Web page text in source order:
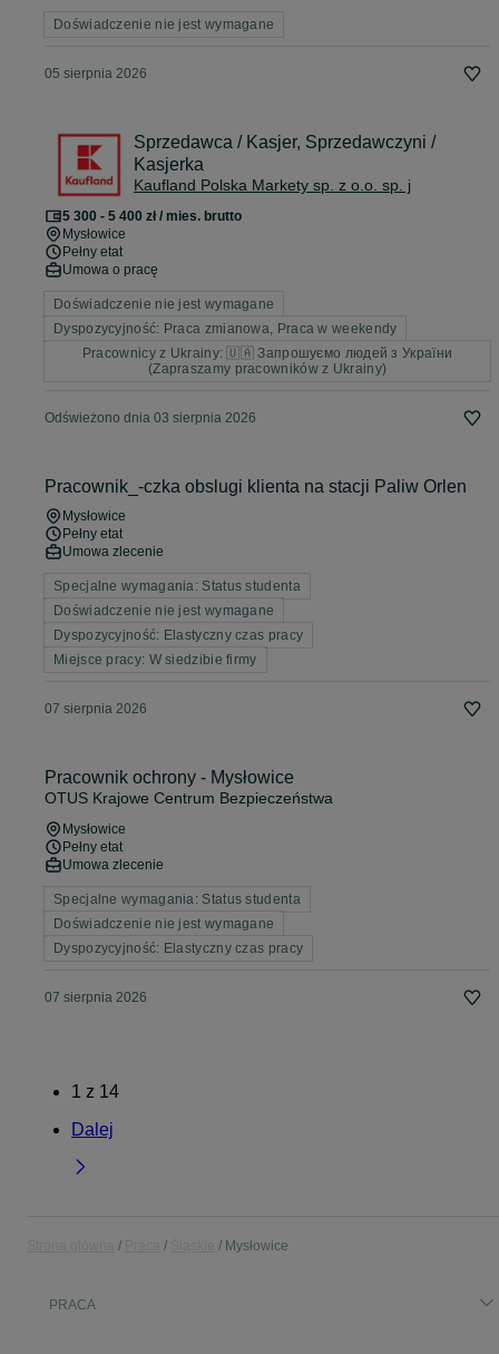
Doświadczenie nie jest wymagane
05 sierpnia 2026
Sprzedawca / Kasjer, Sprzedawczyni /
Kasjerka
Kaufland Polska Markety sp. z o.o. sp. j
5 300 - 5 400 zł / mies. brutto
Mysłowice
Pełny etat
Umowa o pracę
Doświadczenie nie jest wymagane
Dyspozycyjność: Praca zmianowa, Praca w weekendy
Pracownicy z Ukrainy: 🇺🇦 Запрошуємо людей з України
(Zapraszamy pracowników z Ukrainy)
Odświeżono dnia 03 sierpnia 2026
Pracownik_-czka obslugi klienta na stacji Paliw Orlen
Mysłowice
Pełny etat
Umowa zlecenie
Specjalne wymagania: Status studenta
Doświadczenie nie jest wymagane
Dyspozycyjność: Elastyczny czas pracy
Miejsce pracy: W siedzibie firmy
07 sierpnia 2026
Pracownik ochrony - Mysłowice
OTUS Krajowe Centrum Bezpieczeństwa
Mysłowice
Pełny etat
Umowa zlecenie
Specjalne wymagania: Status studenta
Doświadczenie nie jest wymagane
Dyspozycyjność: Elastyczny czas pracy
07 sierpnia 2026
1 z 14
Dalej
Mysłowice
PRACA